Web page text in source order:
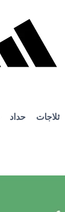
ثلاجات حداد